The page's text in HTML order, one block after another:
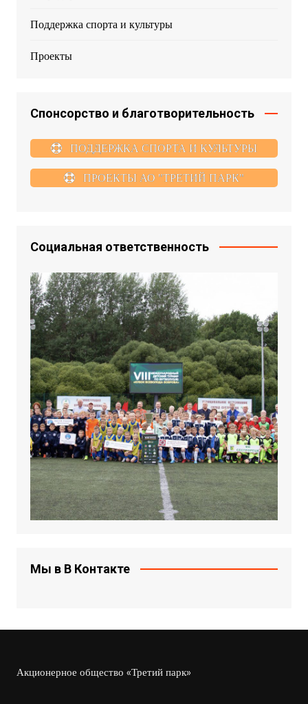
Поддержка спорта и культуры
Проекты
Спонсорство и благотворительность
ПОДДЕРЖКА СПОРТА И КУЛЬТУРЫ
ПРОЕКТЫ АО "ТРЕТИЙ ПАРК"
Социальная ответственность
Мы в В Контакте
Акционерное общество «Третий парк»